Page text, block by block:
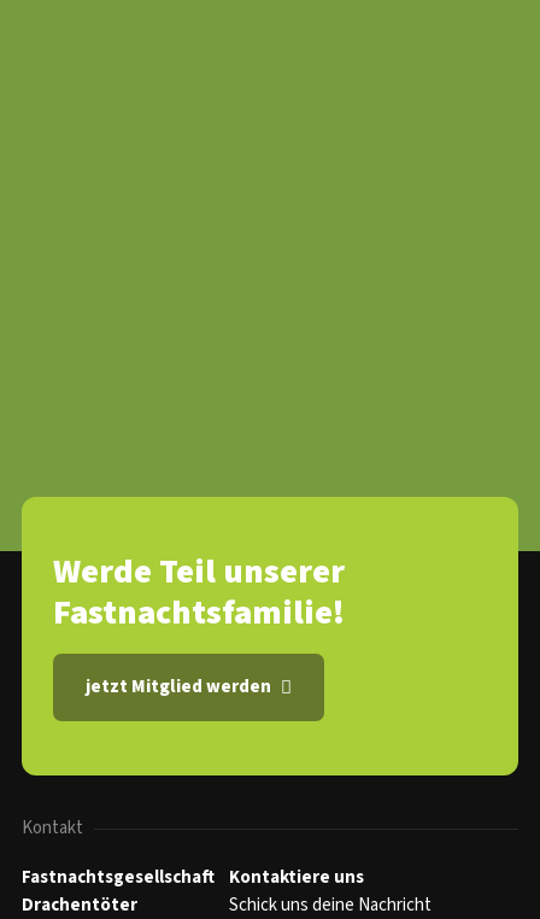
Werde Teil unserer
Fastnachtsfamilie!
jetzt Mitglied werden
Kontakt
Fastnachtsgesellschaft
Drachentöter
Kontaktiere uns
Schick uns deine Nachricht